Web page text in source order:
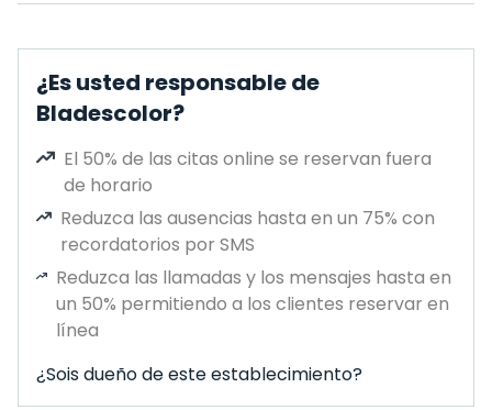
¿Es usted responsable de
Bladescolor?
El 50% de las citas online se reservan fuera
de horario
Reduzca las ausencias hasta en un 75% con
recordatorios por SMS
Reduzca las llamadas y los mensajes hasta en
un 50% permitiendo a los clientes reservar en
línea
¿Sois dueño de este establecimiento?